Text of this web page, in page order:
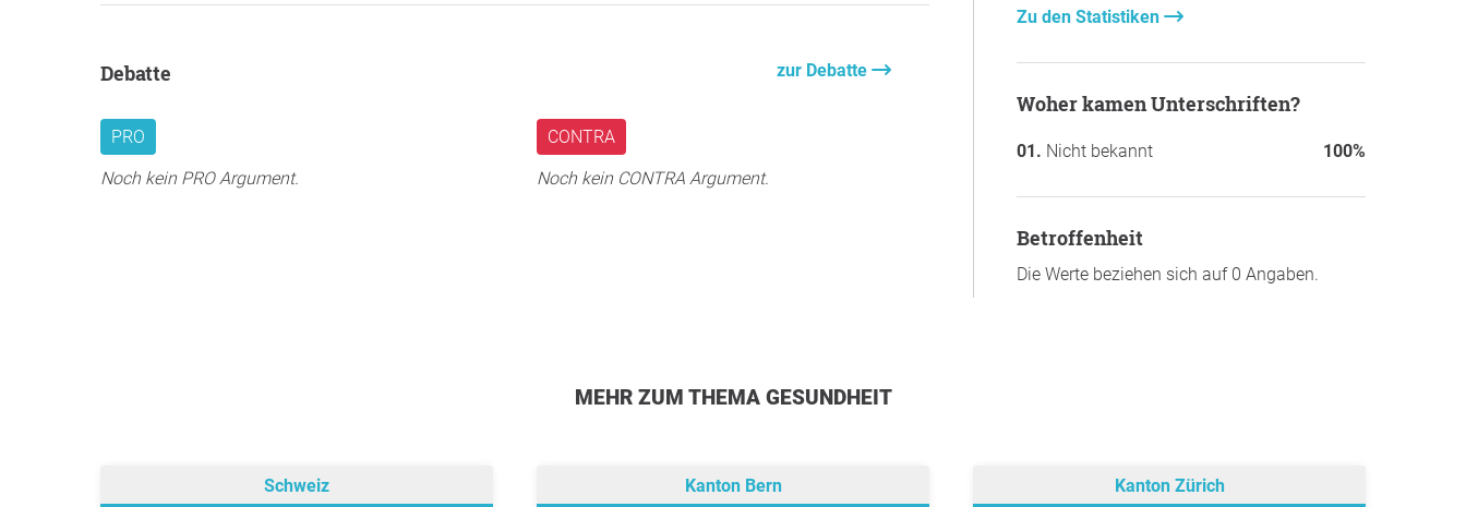
Debatte zur Debatte
PRO
Noch kein PRO Argument.
CONTRA
Noch kein CONTRA Argument.
Zu den Statistiken
Woher kamen Unterschriften?
Nicht bekannt 100%
Betroffenheit
Die Werte beziehen sich auf 0 Angaben.
MEHR ZUM THEMA GESUNDHEIT
Schweiz Kanton Bern Kanton Zürich